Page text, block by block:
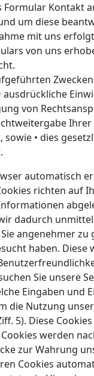
Kontakt
um diese
mit uns erfolgt
von uns
ausdrückliche
von
Ihrer
• dies
automatisch
richten auf
dadurch
angenehmer zu
haben. Diese
Sie unsere
Eingaben und
die Nutzung
5). Diese
werden
zur Wahrung
Cookies